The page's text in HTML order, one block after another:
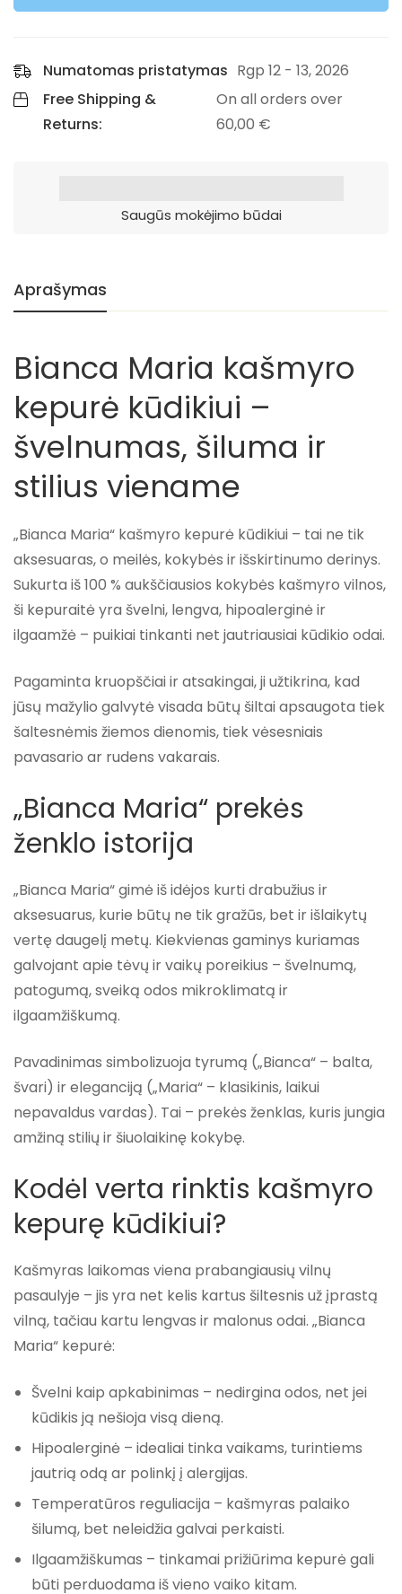
Numatomas pristatymas Rgp 12 - 13, 2026
Free Shipping &
Returns:
On all orders over
60,00 €
Saugūs mokėjimo būdai
Aprašymas
Bianca Maria kašmyro
kepurė kūdikiui –
švelnumas, šiluma ir
stilius viename
„Bianca Maria“ kašmyro kepurė kūdikiui – tai ne tik
aksesuaras, o meilės, kokybės ir išskirtinumo derinys.
Sukurta iš 100 % aukščiausios kokybės kašmyro vilnos,
ši kepuraitė yra švelni, lengva, hipoalerginė ir
ilgaamžė – puikiai tinkanti net jautriausiai kūdikio odai.
Pagaminta kruopščiai ir atsakingai, ji užtikrina, kad
jūsų mažylio galvytė visada būtų šiltai apsaugota tiek
šaltesnėmis žiemos dienomis, tiek vėsesniais
pavasario ar rudens vakarais.
„Bianca Maria“ prekės
ženklo istorija
„Bianca Maria“ gimė iš idėjos kurti drabužius ir
aksesuarus, kurie būtų ne tik gražūs, bet ir išlaikytų
vertę daugelį metų. Kiekvienas gaminys kuriamas
galvojant apie tėvų ir vaikų poreikius – švelnumą,
patogumą, sveiką odos mikroklimatą ir
ilgaamžiškumą.
Pavadinimas simbolizuoja tyrumą („Bianca“ – balta,
švari) ir eleganciją („Maria“ – klasikinis, laikui
nepavaldus vardas). Tai – prekės ženklas, kuris jungia
amžiną stilių ir šiuolaikinę kokybę.
Kodėl verta rinktis kašmyro
kepurę kūdikiui?
Kašmyras laikomas viena prabangiausių vilnų
pasaulyje – jis yra net kelis kartus šiltesnis už įprastą
vilną, tačiau kartu lengvas ir malonus odai. „Bianca
Maria“ kepurė:
Švelni kaip apkabinimas – nedirgina odos, net jei
kūdikis ją nešioja visą dieną.
Hipoalerginė – idealiai tinka vaikams, turintiems
jautrią odą ar polinkį į alergijas.
Temperatūros reguliacija – kašmyras palaiko
šilumą, bet neleidžia galvai perkaisti.
Ilgaamžiškumas – tinkamai prižiūrima kepurė gali
būti perduodama iš vieno vaiko kitam.